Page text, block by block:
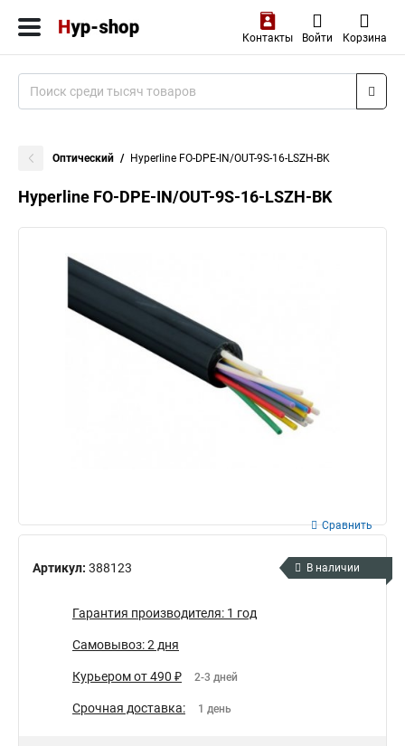
Контакты Войти Корзина
Оптический Hyperline FO-DPE-IN/OUT-9S-16-LSZH-BK
Hyperline FO-DPE-IN/OUT-9S-16-LSZH-BK
Артикул: 388123
Сравнить
В наличии
Гарантия производителя: 1 год
Самовывоз: 2 дня
Курьером от 490 ₽ 2-3 дней
Срочная доставка: 1 день